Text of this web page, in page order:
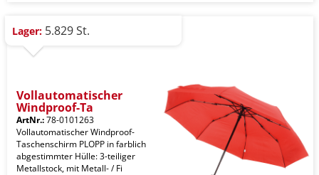
Lager: 5.829 St.
Vollautomatischer
Windproof-Ta
ArtNr.:78-0101263
Vollautomatischer Windproof-
Taschenschirm PLOPP in farblich
abgestimmter Hülle: 3-teiliger
Metallstock, mit Metall- / Fi